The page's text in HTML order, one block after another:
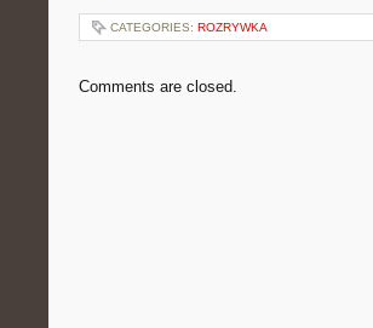
CATEGORIES: ROZRYWKA
Comments are closed.